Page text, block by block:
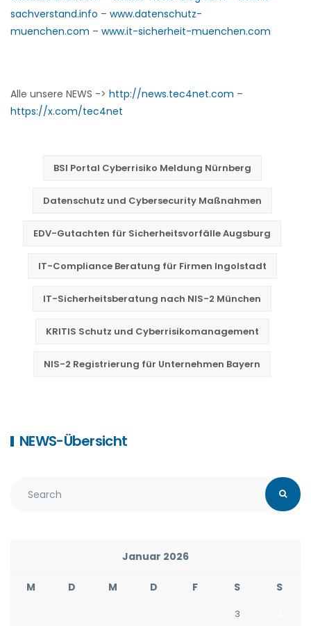
sachverstand.info – www.datenschutz-
muenchen.com – www.it-sicherheit-muenchen.com
Alle unsere NEWS -> http://news.tec4net.com –
https://x.com/tec4net
BSI Portal Cyberrisiko Meldung Nürnberg
Datenschutz und Cybersecurity Maßnahmen
EDV-Gutachten für Sicherheitsvorfälle Augsburg
IT-Compliance Beratung für Firmen Ingolstadt
IT-Sicherheitsberatung nach NIS-2 München
KRITIS Schutz und Cyberrisikomanagement
NIS-2 Registrierung für Unternehmen Bayern
NEWS-Übersicht
Januar 2026
M D M D F S S
3